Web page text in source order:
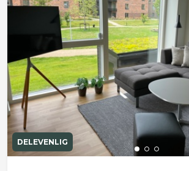
DELEVENLIG